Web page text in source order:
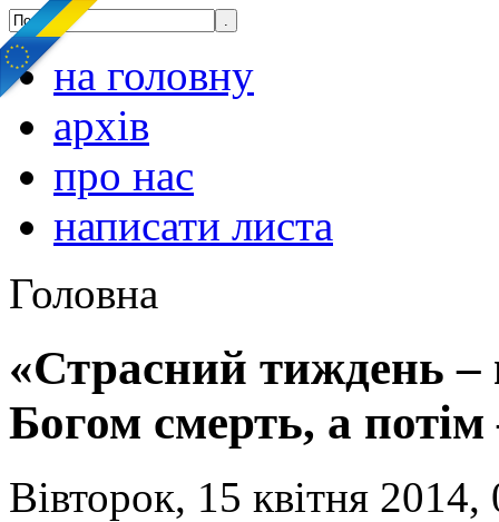
на головну
архів
про нас
написати листа
Головна
«Страсний тиждень –
Богом смерть, а потім
Вівторок, 15 квітня 2014,